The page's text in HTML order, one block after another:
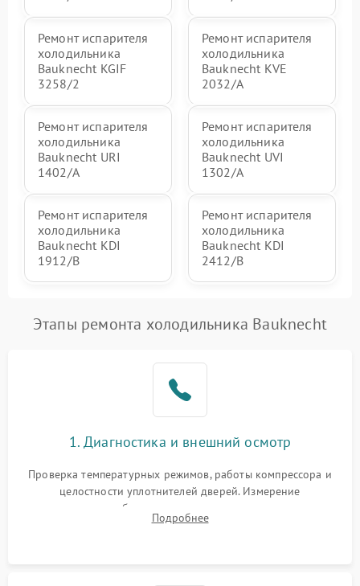
Ремонт испарителя
холодильника
Bauknecht KGIF
3258/2
Ремонт испарителя
холодильника
Bauknecht KVE
2032/A
Ремонт испарителя
холодильника
Bauknecht URI
1402/A
Ремонт испарителя
холодильника
Bauknecht UVI
1302/A
Ремонт испарителя
холодильника
Bauknecht KDI
1912/B
Ремонт испарителя
холодильника
Bauknecht KDI
2412/B
Этапы ремонта холодильника Bauknecht
1. Диагностика и внешний осмотр
Проверка температурных режимов, работы компрессора и
целостности уплотнителей дверей. Измерение
сопротивления обмоток мотора, проверка термостата и
считывание кодов ошибок с электронного дисплея.
Подробнее